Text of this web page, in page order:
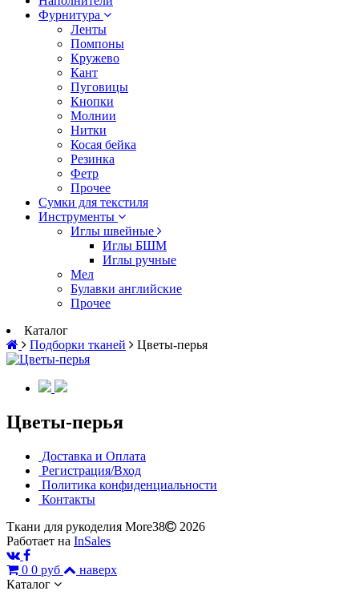
Фурнитура
Ленты
Помпоны
Кружево
Кант
Пуговицы
Кнопки
Молнии
Нитки
Косая бейка
Резинка
Фетр
Прочее
Сумки для текстиля
Инструменты
Иглы швейные
Иглы БШМ
Иглы ручные
Мел
Булавки английские
Прочее
Каталог
Подборки тканей
Цветы-перья
Цветы-перья
Доставка и Оплата
Регистрация/Вход
Политика конфиденциальности
Контакты
Ткани для рукоделия More38
2026
Работает на InSales
0 0 руб
наверх
Каталог